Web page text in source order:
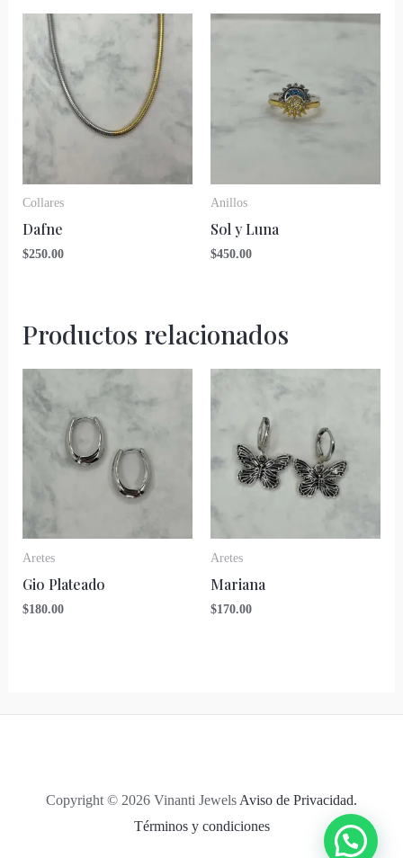
Collares
Dafne
$250.00
Anillos
Sol y Luna
$450.00
Productos relacionados
Aretes
Gio Plateado
$180.00
Aretes
Mariana
$170.00
Copyright © 2026 Vinanti JewelsAviso de Privacidad.
Términos y condiciones